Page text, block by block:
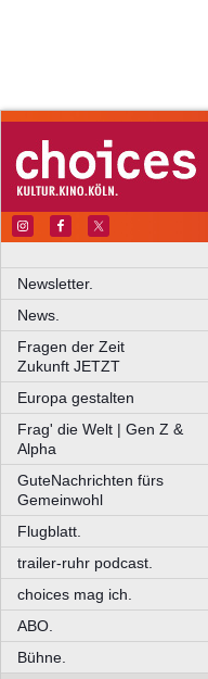
Newsletter.
News.
Fragen der Zeit
Zukunft JETZT
Europa gestalten
Frag' die Welt | Gen Z &
Alpha
GuteNachrichten fürs
Gemeinwohl
Flugblatt.
trailer-ruhr podcast.
choices mag ich.
ABO.
Bühne.